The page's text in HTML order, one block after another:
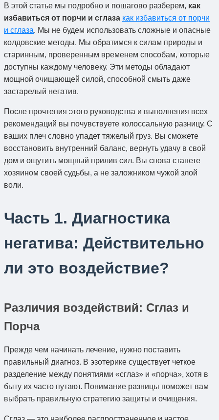
В этой статье мы подробно и пошагово разберем, как
избавиться от порчи и сглаза как избавиться от порчи
и сглаза. Мы не будем использовать сложные и опасные
колдовские методы. Мы обратимся к силам природы и
старинным, проверенным временем способам, которые
доступны каждому человеку. Эти методы обладают
мощной очищающей силой, способной смыть даже
застарелый негатив.
После прочтения этого руководства и выполнения всех
рекомендаций вы почувствуете колоссальную разницу. С
ваших плеч словно упадет тяжелый груз. Вы сможете
восстановить внутренний баланс, вернуть удачу в свой
дом и ощутить мощный прилив сил. Вы снова станете
хозяином своей судьбы, а не заложником чужой злой
воли.
Часть 1. Диагностика
негатива: Действительно
ли это воздействие?
Различия воздействий: Сглаз и
Порча
Прежде чем начинать лечение, нужно поставить
правильный диагноз. В эзотерике существует четкое
разделение между понятиями «сглаз» и «порча», хотя в
быту их часто путают. Понимание разницы поможет вам
выбрать правильную стратегию защиты и очищения.